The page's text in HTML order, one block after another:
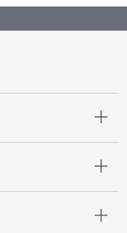
拾いイベント 第